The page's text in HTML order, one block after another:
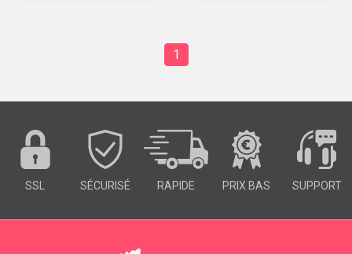
1
SSL SÉCURISÉ RAPIDE PRIX BAS SUPPORT